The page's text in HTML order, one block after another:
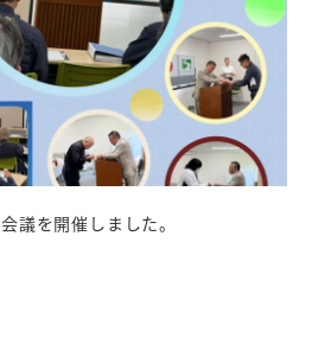
議を開催しました。